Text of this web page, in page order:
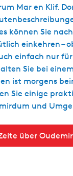
Mar en Klif.
können Sie
einkehren –
einfach nur
Sie bei
ist morgens
Sie einige
und
über